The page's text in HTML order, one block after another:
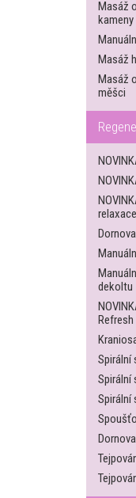
Masáž
kameny
Masáž
Masáž
měšci
dekoltu
Refresh
Spirální
Spirální
Spirální